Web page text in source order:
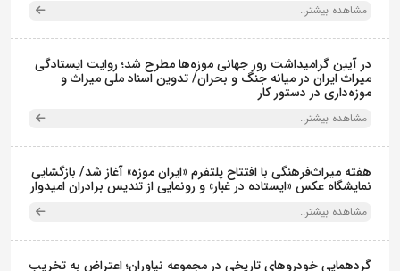
مشاهده بیشتر..
در آیین گرامیداشت روز جهانی موزه‌ها مطرح شد؛ روایت ایستادگی
میراث ایران در میانه جنگ و بحران/ تدوین اسناد ملی میراث و
موزه‌داری در دستور کار
مشاهده بیشتر..
هفته میراث‌فرهنگی با افتتاح پلتفرم «ایران موزه» آغاز شد/ بازگشایی
نمایشگاه عکس «ایستاده در غبار» و رونمایی از تندیس برادران امیدوار
مشاهده بیشتر..
گردهمایی خودروهای تاریخی در مجموعه نیاوران؛ اعتراض به تخریب